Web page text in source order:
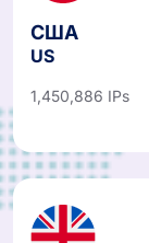
США
US
1,450,886 IPs